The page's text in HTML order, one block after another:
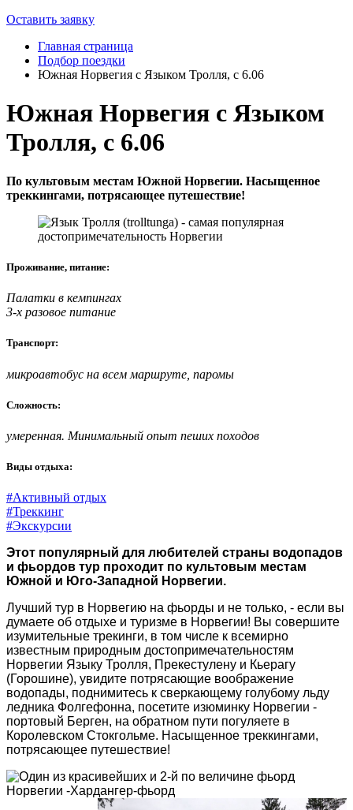
Оставить заявку
Главная страница
Подбор поездки
Южная Норвегия с Языком Тролля, с 6.06
Южная Норвегия с Языком
Тролля, с 6.06
По культовым местам Южной Норвегии. Насыщенное
треккингами, потрясающее путешествие!
Проживание, питание:
Палатки в кемпингах
3-х разовое питание
Транспорт:
микроавтобус на всем маршруте, паромы
Сложность:
умеренная. Минимальный опыт пеших походов
Виды отдыха:
#Активный отдых
#Треккинг
#Экскурсии
Этот популярный для любителей страны водопадов
и фьордов тур проходит по культовым местам
Южной и Юго-Западной Норвегии.
Лучший тур в Норвегию на фьорды и не только, - если вы
думаете об отдыхе и туризме в Норвегии! Вы совершите
изумительные трекинги, в том числе к всемирно
известным природным достопримечательностям
Норвегии Языку Тролля, Прекестулену и Кьерагу
(Горошине), увидите потрясающие воображение
водопады, поднимитесь к сверкающему голубому льду
ледника Фолгефонна, посетите изюминку Норвегии -
портовый Берген, на обратном пути погуляете в
Королевском Стокгольме. Насыщенное треккингами,
потрясающее путешествие!